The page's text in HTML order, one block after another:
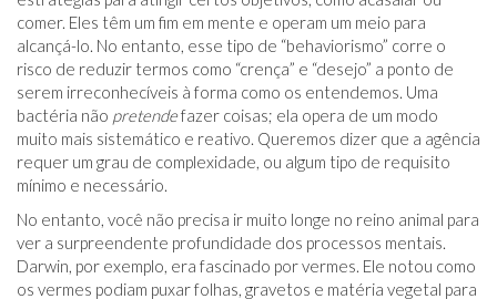
comer. Eles têm um fim em mente e operam um meio para
alcançá-lo. No entanto, esse tipo de “behaviorismo” corre o
risco de reduzir termos como “crença” e “desejo” a ponto de
serem irreconhecíveis à forma como os entendemos. Uma
bactéria não pretendefazer coisas; ela opera de um modo
muito mais sistemático e reativo. Queremos dizer que a agência
requer um grau de complexidade, ou algum tipo de requisito
mínimo e necessário.
No entanto, você não precisa ir muito longe no reino animal para
ver a surpreendente profundidade dos processos mentais.
Darwin, por exemplo, era fascinado por vermes. Ele notou como
os vermes podiam puxar folhas, gravetos e matéria vegetal para